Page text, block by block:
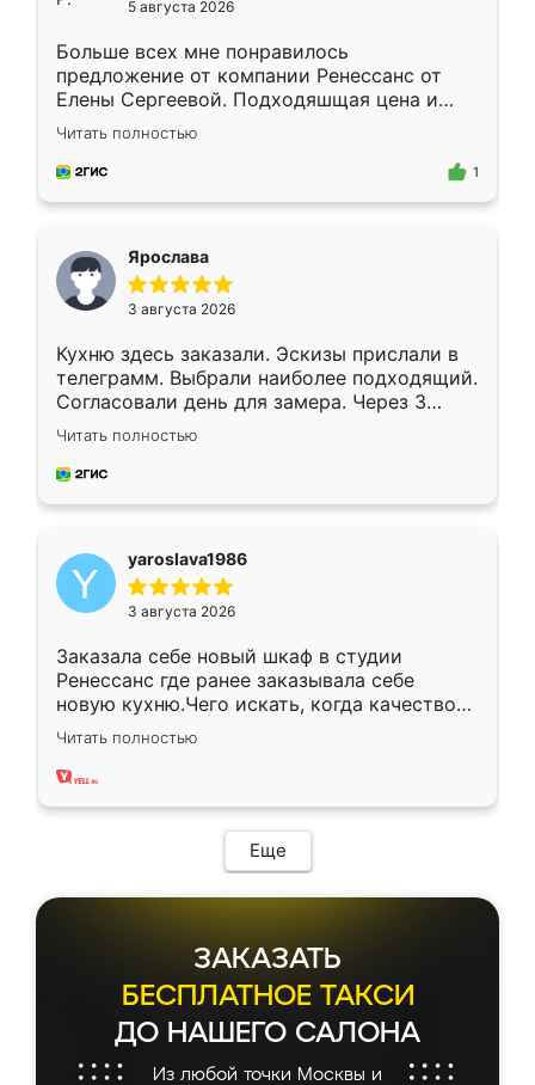
5 августа 2026
Больше всех мне понравилось
предложение от компании Ренессанс от
Елены Сергеевой. Подходяшщая цена и
короткие сроки изготовления. Приехавший
для замера сотрудник Владислав
предложил по моему эскизу самый
Читать полностью
1
Ярослава
3 августа 2026
Кухню здесь заказали. Эскизы прислали в
телеграмм. Выбрали наиболее подходящий.
Согласовали день для замера. Через 3
недели кухня была уже готова. Остались
довольны работой. Спасибо Ренессанс
мебель за качественную работу!
Читать полностью
yaroslava1986
3 августа 2026
Заказала себе новый шкаф в студии
Ренессанс где ранее заказывала себе
новую кухню.Чего искать, когда качеством
вполне довольна. Служит кухня уже почти
два года, нареканий нет.
Читать полностью
Еще
ЗАКАЗАТЬ
БЕСПЛАТНОЕ ТАКСИ
ДО НАШЕГО САЛОНА
Из любой точки Москвы и